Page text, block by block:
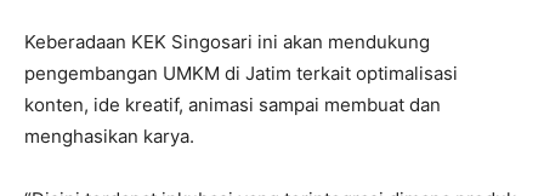
Keberadaan KEK Singosari ini akan mendukung
pengembangan UMKM di Jatim terkait optimalisasi
konten, ide kreatif, animasi sampai membuat dan
menghasikan karya.